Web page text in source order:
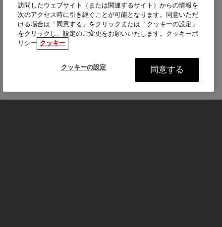
訪問したウェブサイト（または関連するサイト）からの情報を
次のアクセス時に引き継ぐことが可能となります。同意いただ
ける場合は「同意する」をクリックまたは「クッキーの設定」
をクリックし、設定のご変更をお願いいたします。クッキーポ
リシー クッキー
クッキーの設定 同意する